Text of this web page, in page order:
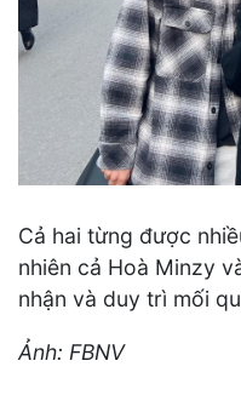
Cả hai từng được
nhiên cả Hoà Minzy
nhận và duy trì mối
Ảnh: FBNV